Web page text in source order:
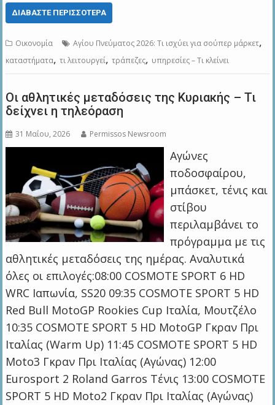
ΔΙΑΒΆΣΤΕ ΠΕΡΙΣΣΌΤΕΡΑ
Οικονομία Αγίου Πνεύματος 2026: Τι ισχύει για σούπερ μάρκετ,
καταστήματα,τι λειτουργεί,τράπεζες, υπηρεσίες – Τι κλείνει
Οι αθλητικές μεταδόσεις της Κυριακής – Τι
δείχνει η τηλεόραση
31 Μαΐου, 2026 Permissos Newsroom
Αγώνες
ποδοσφαίρου,
μπάσκετ, τένις και
στίβου
περιλαμβάνει το
πρόγραμμα με τις
αθλητικές μεταδόσεις της ημέρας. Αναλυτικά
όλες οι επιλογές:08:00 COSMOTE SPORT 6 HD
WRC Ιαπωνία, SS20 09:35 COSMOTE SPORT 5 HD
Red Bull MotoGP Rookies Cup Ιταλία, Μουτζέλο
10:35 COSMOTE SPORT 5 HD MotoGP Γκραν Πρι
Ιταλίας (Warm Up) 11:45 COSMOTE SPORT 5 HD
Moto3 Γκραν Πρι Ιταλίας (Αγώνας) 12:00
Eurosport 2 Roland Garros Τένις 13:00 COSMOTE
SPORT 5 HD Moto2 Γκραν Πρι Ιταλίας (Αγώνας)